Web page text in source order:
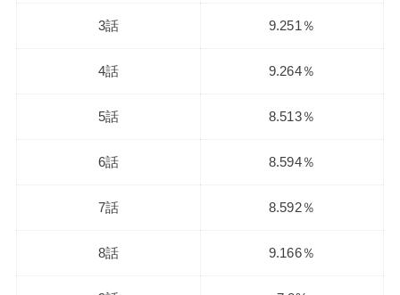
3話 9.251％
4話 9.264％
5話 8.513％
6話 8.594％
7話 8.592％
8話 9.166％